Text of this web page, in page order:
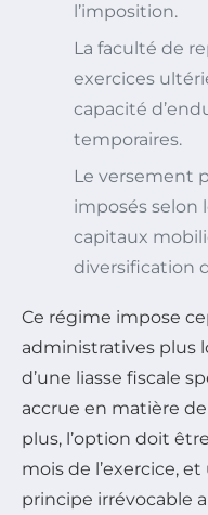
l’imposition.
La faculté de
exercices
capacité
temporaires.
Le versement
imposés selon
capitaux
diversification
Ce régime impose
administratives plus
d’une liasse fiscale
accrue en matière
plus, l’option doit
mois de l’exercice,
principe irrévocable